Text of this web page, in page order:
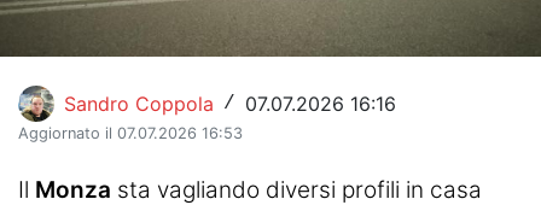
Turismo
Eventi
Sandro Coppola / 07.07.2026 16:16
Aggiornato il 07.07.2026 16:53
Il Monza sta vagliando diversi profili in casa